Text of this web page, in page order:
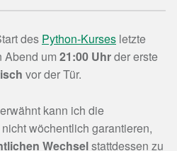
des Python-Kurses letzte
Abend um 21:00 Uhrder erste
vor der Tür.
kann ich die
wöchentlich garantieren,
Wechselstattdessen zu